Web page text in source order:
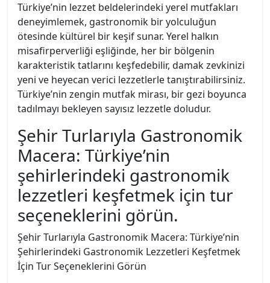
Türkiye’nin lezzet beldelerindeki yerel mutfakları
deneyimlemek, gastronomik bir yolculuğun
ötesinde kültürel bir keşif sunar. Yerel halkın
misafirperverliği eşliğinde, her bir bölgenin
karakteristik tatlarını keşfedebilir, damak zevkinizi
yeni ve heyecan verici lezzetlerle tanıştırabilirsiniz.
Türkiye’nin zengin mutfak mirası, bir gezi boyunca
tadılmayı bekleyen sayısız lezzetle doludur.
Şehir Turlarıyla Gastronomik
Macera: Türkiye’nin
şehirlerindeki gastronomik
lezzetleri keşfetmek için tur
seçeneklerini görün.
Şehir Turlarıyla Gastronomik Macera: Türkiye’nin
Şehirlerindeki Gastronomik Lezzetleri Keşfetmek
İçin Tur Seçeneklerini Görün